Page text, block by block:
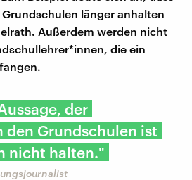
länger anhalten
Außerdem werden nicht
die ein
der
den Grundschulen ist
nicht halten."